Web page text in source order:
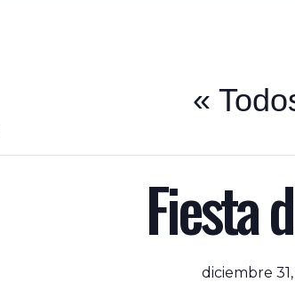
«
Fiesta
diciembre